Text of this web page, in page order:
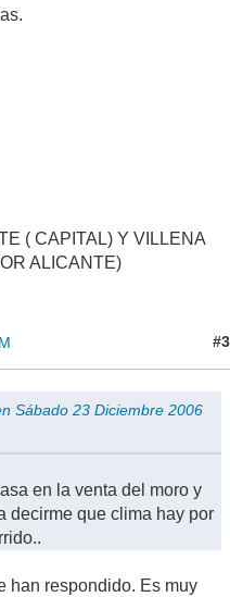
( CAPITAL) Y VILLENA
ALICANTE)
#3
Sábado 23 Diciembre 2006
en la venta del moro y
decirme que clima hay por
han respondido. Es muy